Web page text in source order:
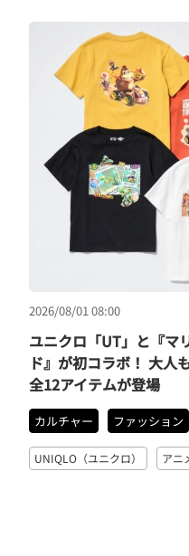
2026/08/01 08:00
ユニクロ「UT」と『マ
ド』が初コラボ！ 大人
全12アイテムが登場
カルチャー ファッション
UNIQLO（ユニクロ） アニ